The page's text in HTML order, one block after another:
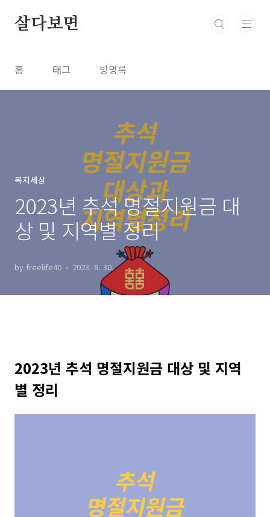
살다보면
홈 태그 방명록
복지세상
2023년 추석 명절지원금 대
상 및 지역별 정리
by freelife40 2023. 8. 30.
2023년 추석 명절지원금 대상 및 지역
별 정리